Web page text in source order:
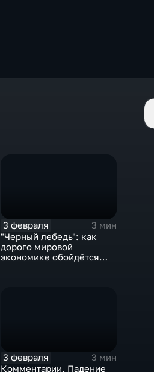
3 февраля
3 мин
"Черный лебедь": как
дорого мировой
экономике обойдётся
3 февраля
3 мин
Комментарии. Падение